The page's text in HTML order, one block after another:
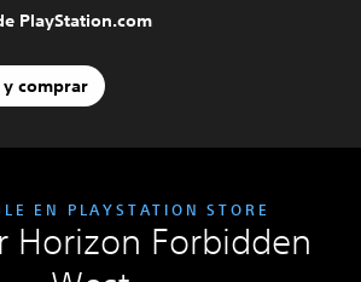
PlayStation.com
comprar
EN PLAYSTATION STORE
Horizon Forbidden